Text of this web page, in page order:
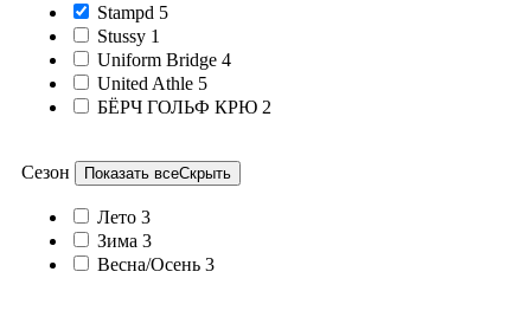
Stampd 5
Stussy 1
Uniform Bridge 4
United Athle 5
БЁРЧ ГОЛЬФ КРЮ 2
Сезон Показать всеСкрыть
Лето 3
Зима 3
Весна/Осень 3